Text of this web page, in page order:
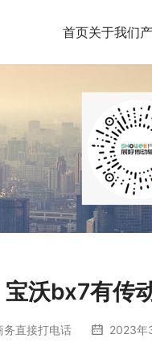
首页关于我们
宝沃bx7有传
务直接打电话 2023年